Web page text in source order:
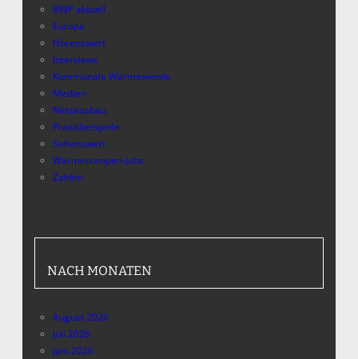
BWP aktuell
Europa
Hörenswert
Interviews
Kommunale Wärmewende
Medien
Netzausbau
Praxisbeispiele
Sehenswert
Wärmepumpen-Jobs
Zahlen
NACH MONATEN
August 2026
Juli 2026
Juni 2026